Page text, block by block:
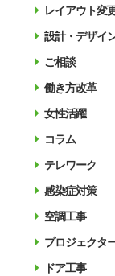
レイアウト変
設計・デザイ
ご相談
働き方改革
女性活躍
コラム
テレワーク
感染症対策
空調工事
プロジェクタ
ドア工事